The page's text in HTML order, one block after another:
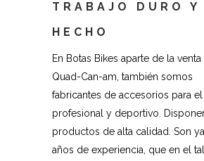
TRABAJO DURO Y
HECHO
En Botas Bikes aparte de la
Quad-Can-am, también somos
fabricantes de accesorios para
profesional y deportivo.
productos de alta calidad. Son
años de experiencia, que en el